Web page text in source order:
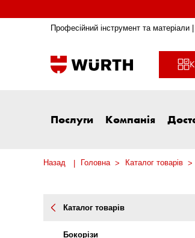
Професійний інструмент та матеріали |
Послуги Компанія
Назад Головна Каталог товарів
Каталог товарів
Бокорізи